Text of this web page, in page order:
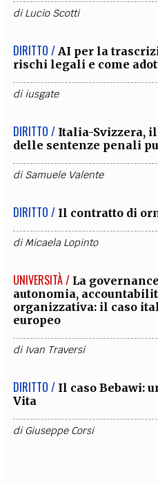
diLucio Scotti
DIRITTO / AI per la
rischi legali e come
diiusgate
DIRITTO / Italia-Svizzera,
delle sentenze penali
diSamuele Valente
DIRITTO / Il contratto di
diMicaela Lopinto
UNIVERSITÀ / La
autonomia,
organizzativa: il caso
europeo
di Ivan Traversi
DIRITTO / Il caso Bebawi:
Vita
diGiuseppe Corsi